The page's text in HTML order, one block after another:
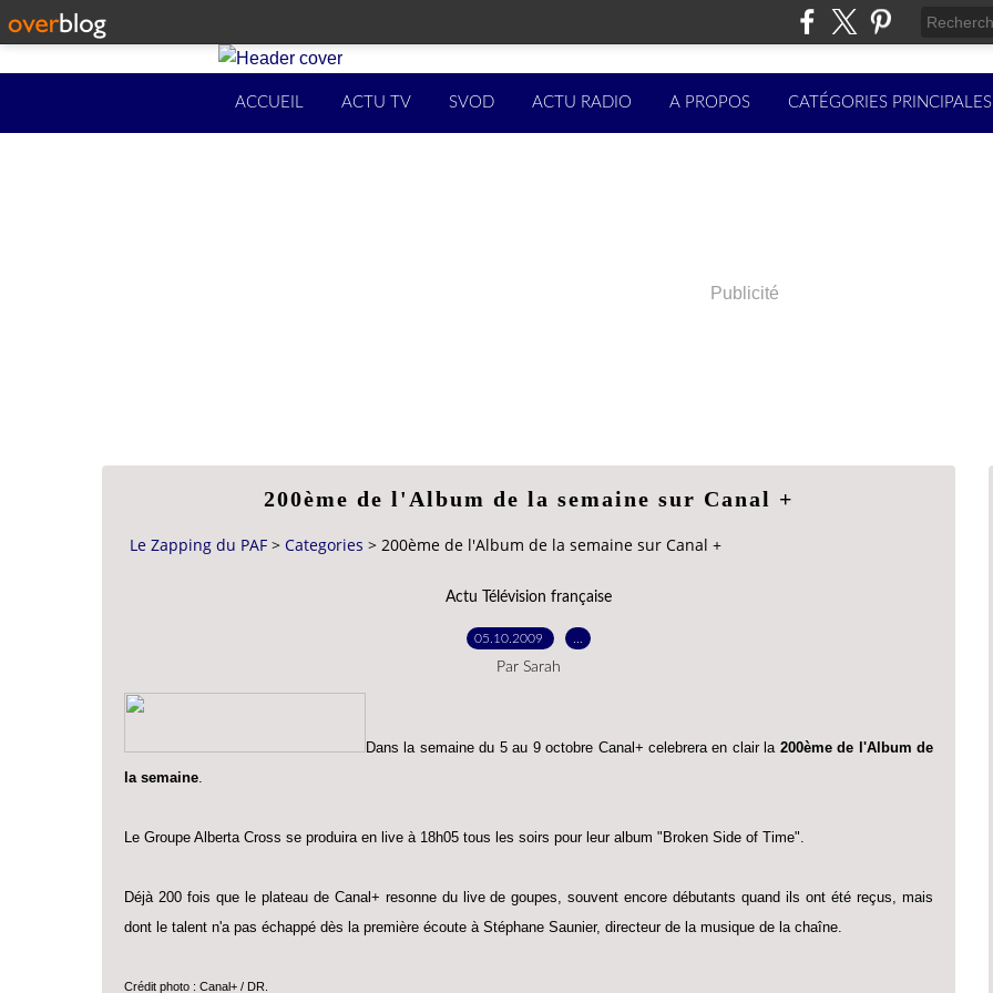
ACCUEIL ACTU TV SVOD ACTU RADIO A PROPOS CATÉGORIES PRINCIPALES
Publicité
200ème de l'Album de la semaine sur Canal +
Le Zapping du PAF > Categories > 200ème de l'Album de la semaine sur Canal +
Actu Télévision française
05.10.2009
Par Sarah
Dans la semaine du 5 au 9 octobre Canal+ celebrera en clair la 200ème de l'Album de
la semaine
Le Groupe Alberta Cross se produira en live à 18h05 tous les soirs pour leur album "Broken Side of Time".
Déjà 200 fois que le plateau de Canal+ resonne du live de goupes, souvent encore débutants quand ils ont été reçus, mais
dont le talent n'a pas échappé dès la première écoute à Stéphane Saunier, directeur de la musique de la chaîne.
Crédit photo : Canal+ / DR.